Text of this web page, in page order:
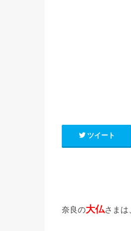
ツイート
奈良の大仏さまは